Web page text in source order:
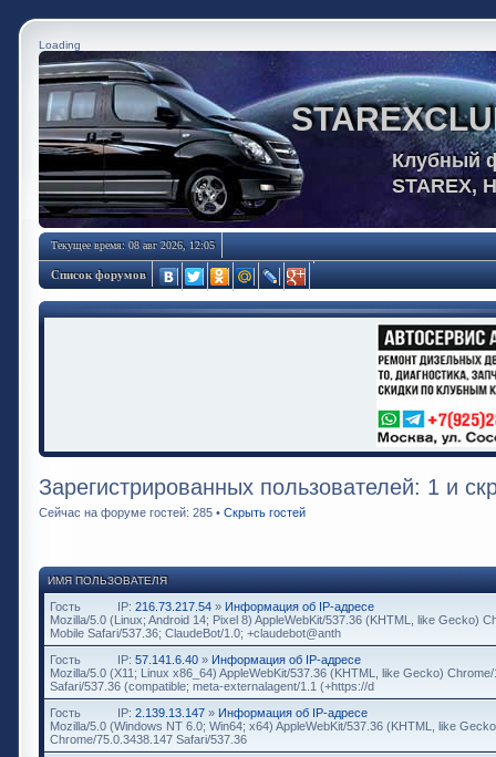
Loading
Клубный
STAREX,
Текущее время: 08 авг 2026, 12:05
Список форумов
Зарегистрированных пользователей: 1 и
Сейчас на форуме гостей: 285 • Скрыть гостей
ИМЯ ПОЛЬЗОВАТЕЛЯ
Гость IP: 216.73.217.54 » Информация об IP-адресе
Mozilla/5.0 (Linux; Android 14; Pixel 8) AppleWebKit/537.36 (KHTML, like Gecko)
Mobile Safari/537.36; ClaudeBot/1.0; +claudebot@anth
Гость
IP: 57.141.6.40 » Информация об IP-адресе
Mozilla/5.0 (X11; Linux x86_64) AppleWebKit/537.36 (KHTML, like Gecko)
Safari/537.36 (compatible; meta-externalagent/1.1 (+https://d
Гость
IP: 2.139.13.147 » Информация об IP-адресе
Mozilla/5.0 (Windows NT 6.0; Win64; x64) AppleWebKit/537.36 (KHTML, like
Chrome/75.0.3438.147 Safari/537.36